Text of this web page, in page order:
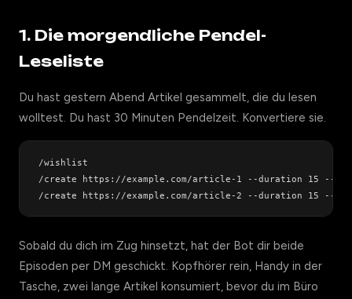
1. Die morgendliche Pendel-
Leseliste
Du hast gestern Abend Artikel gesammelt, die du lesen
wolltest. Du hast 30 Minuten Pendelzeit. Konvertiere sie.
/wishlist
/create https://example.com/article-1 --duration 15 --
Sobald du dich im Zug hinsetzt, hat der Bot dir beide
Episoden per DM geschickt. Kopfhörer rein, Handy in der
Tasche, zwei lange Artikel konsumiert, bevor du im Büro